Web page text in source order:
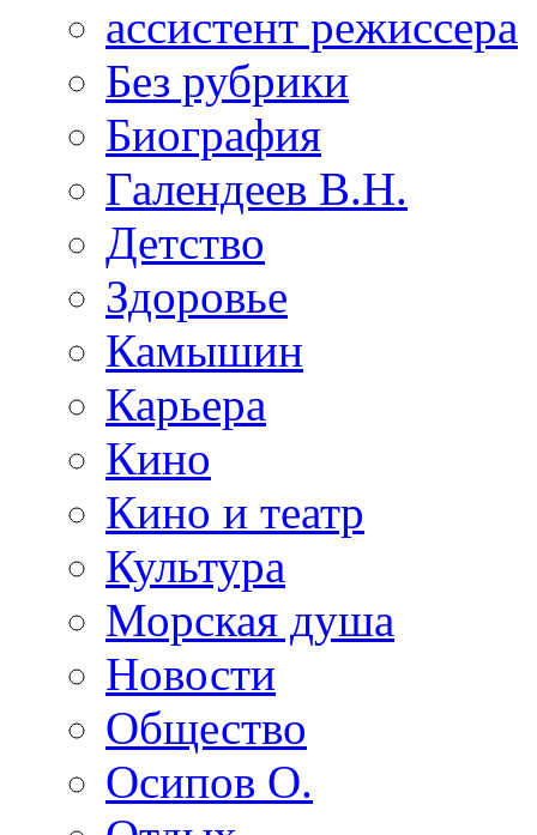
ассистент режиссера
Без рубрики
Биография
Галендеев В.Н.
Детство
Здоровье
Камышин
Карьера
Кино
Кино и театр
Культура
Морская душа
Новости
Общество
Осипов О.